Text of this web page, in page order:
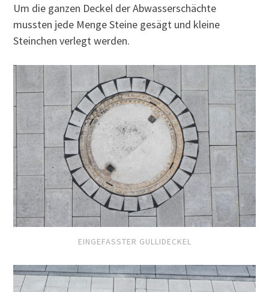
Um die ganzen Deckel der Abwasserschächte
mussten jede Menge Steine gesägt und kleine
Steinchen verlegt werden.
EINGEFASSTER GULLIDECKEL